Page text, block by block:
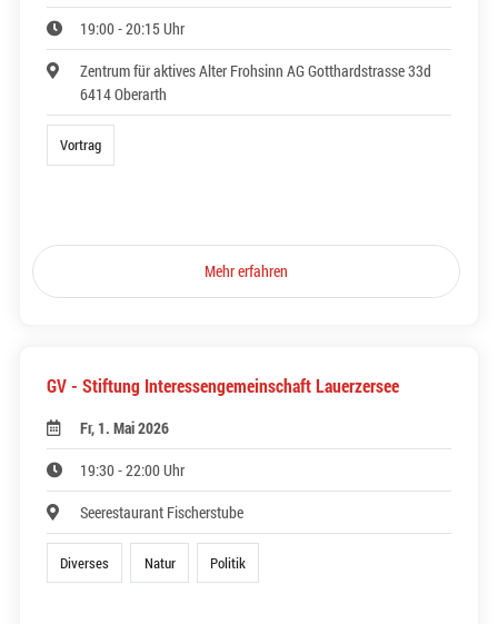
19:00 - 20:15 Uhr
Zentrum für aktives Alter Frohsinn AG Gotthardstrasse 33d
6414 Oberarth
Vortrag
Mehr erfahren
GV - Stiftung Interessengemeinschaft Lauerzersee
Fr, 1. Mai 2026
19:30 - 22:00 Uhr
Seerestaurant Fischerstube
Diverses Natur Politik